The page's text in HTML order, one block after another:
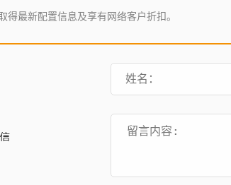
最新配置信息及享有网络客户折扣。